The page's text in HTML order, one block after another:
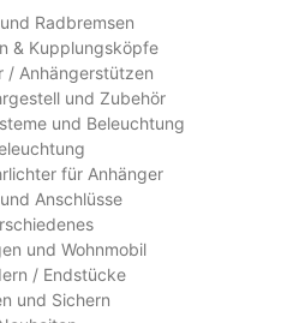
Radbremsen
& Kupplungsköpfe
/ Anhängerstützen
und Zubehör
und Beleuchtung
für Anhänger
Anschlüsse
und Wohnmobil
/ Endstücke
und Sichern